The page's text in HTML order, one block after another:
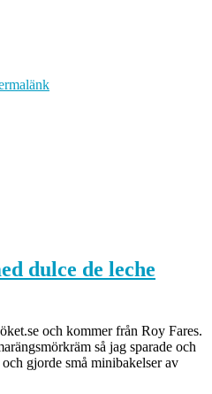
dulce de leche
och kommer från Roy Fares.
så jag sparade och
gjorde små minibakelser av